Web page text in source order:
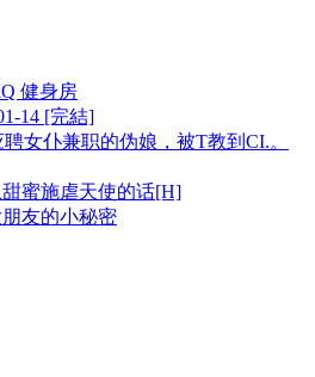
健身房
14 [完結]
女仆兼职的伪娘，被T教到CI.。
蜜施虐天使的话[H]
友的小秘密